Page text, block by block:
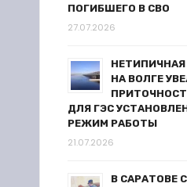
ПОГИБШЕГО В СВО
27.07.2026
НА ВОЛГЕ
ДЛЯ ГЭС
РЕЖИМ РАБОТЫ
21.07.2026
В САРАТОВЕ